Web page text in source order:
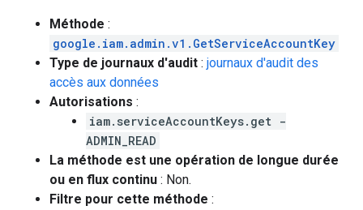
Méthode :
google.iam.admin.v1.GetServiceAccountKey
Type de journaux d'audit : journaux d'audit des
accès aux données
Autorisations :
iam.serviceAccountKeys.get -
ADMIN_READ
La méthode est une opération de longue durée
ou en flux continu : Non.
Filtre pour cette méthode :